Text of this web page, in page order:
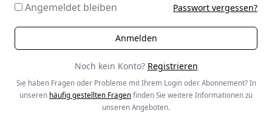
Angemeldet bleiben Passwort vergessen?
Noch kein Konto? Registrieren
Sie haben Fragen oder Probleme mit Ihrem Login oder Abonnement? In
unseren häufig gestellten Fragen finden Sie weitere Informationen zu
unseren Angeboten.